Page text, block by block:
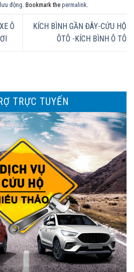
động . Bookmark the permalink
Ô
KÍCH BÌNH GẦN ĐÂY-CỨU HỘ
ÔTÔ -KÍCH BÌNH Ô TÔ
TRỰC TUYẾN